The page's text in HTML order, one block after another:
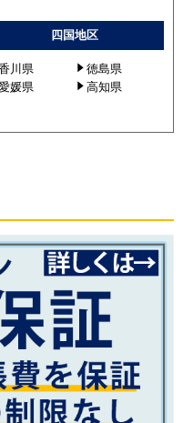
四国地区
川県
徳島県
媛県
高知県